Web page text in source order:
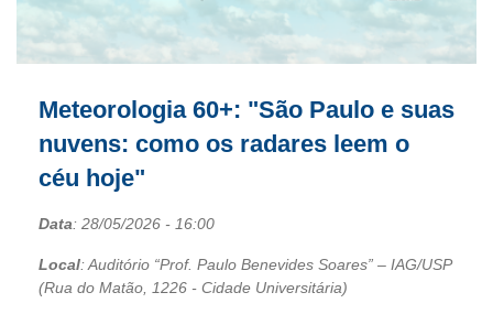
Meteorologia 60+: "São Paulo e suas
nuvens: como os radares leem o
céu hoje"
Data: 28/05/2026 - 16:00
Local: Auditório “Prof. Paulo Benevides Soares” – IAG/USP
(Rua do Matão, 1226 - Cidade Universitária)